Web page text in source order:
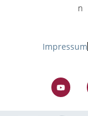
n
Impressum